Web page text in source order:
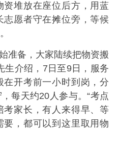
堆放在座位后方，用蓝
愿者守在摊位旁，等候
准备，大家陆续把物资搬
生介绍，7日至9日，服务
在开考前一小时到岗，分
每天约20人参与。“考点
家长，有人来得早、等
，都可以到这里取用物